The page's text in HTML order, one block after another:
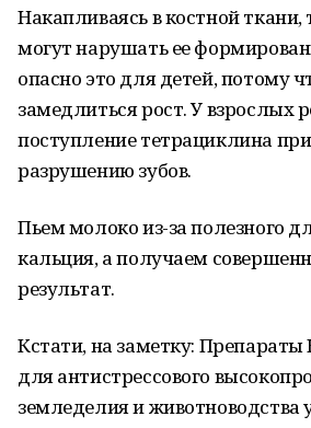
Накапливаясь в костной
могут нарушать ее
опасно это для детей, потому
замедлиться рост. У взрослых
поступление тетрациклина
разрушению зубов.
Пьем молоко из-за полезного
кальция, а получаем
результат.
Кстати, на заметку:
для антистрессового
земледелия и